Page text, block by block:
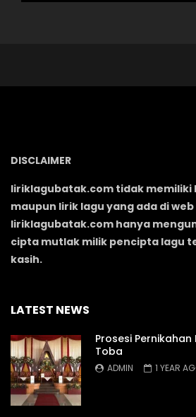
DISCLAIMER
liriklagubatak.com tidak memiliki
maupun lirik lagu yang ada di web
liriklagubatak.com hanya
cipta mutlak milik pencipta lagu
kasih.
LATEST NEWS
Prosesi
Toba
ADMIN 1 YEAR